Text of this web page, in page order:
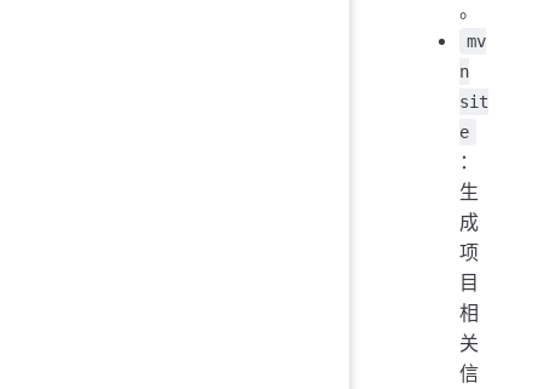
。
mv
n
sit
e
：
生
成
项
目
相
关
信